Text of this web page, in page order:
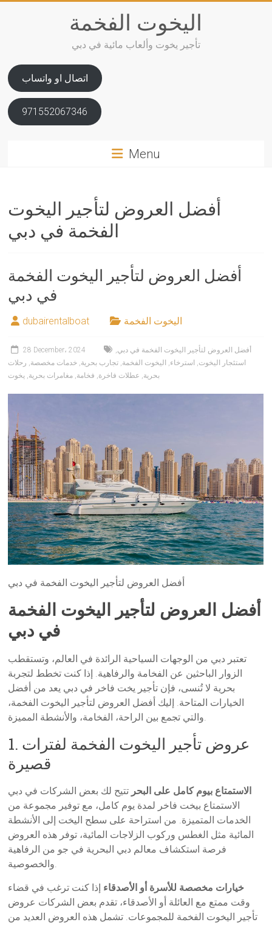
اليخوت الفخمة
تأجير يخوت وألعاب مائية في دبي
اتصال او واتساب
971552067346
Menu
أفضل العروض لتأجير اليخوت
الفخمة في دبي
أفضل العروض لتأجير اليخوت الفخمة
في دبي
dubairentalboat اليخوت الفخمة
28 December، 2024 أفضل العروض لتأجير اليخوت الفخمة في دبي,
استئجار اليخوت, استرخاء, اليخوت الفخمة, تجارب بحرية, خدمات مخصصة, رحلات
بحرية, عطلات فاخرة, فخامة, مغامرات بحرية, يخوت
أفضل العروض لتأجير اليخوت الفخمة في دبي
أفضل العروض لتأجير اليخوت الفخمة
في دبي
تعتبر دبي من الوجهات السياحية الرائدة في العالم، وتستقطب
الزوار الباحثين عن الفخامة والرفاهية. إذا كنت تخطط لتجربة
بحرية لا تُنسى، فإن تأجير يخت فاخر في دبي يعد من أفضل
الخيارات المتاحة. إليك أفضل العروض لتأجير اليخوت الفخمة،
والتي تجمع بين الراحة، الفخامة، والأنشطة المميزة.
1. عروض تأجير اليخوت الفخمة لفترات
قصيرة
الاستمتاع بيوم كامل على البحر تتيح لك بعض الشركات في دبي
الاستمتاع بيخت فاخر لمدة يوم كامل، مع توفير مجموعة من
الخدمات المتميزة. من استراحة على سطح اليخت إلى الأنشطة
المائية مثل الغطس وركوب الزلاجات المائية، توفر هذه العروض
فرصة استكشاف معالم دبي البحرية في جو من الرفاهية
والخصوصية.
خيارات مخصصة للأسرة أو الأصدقاء إذا كنت ترغب في قضاء
وقت ممتع مع العائلة أو الأصدقاء، تقدم بعض الشركات عروض
تأجير اليخوت الفخمة للمجموعات. تشمل هذه العروض العديد من